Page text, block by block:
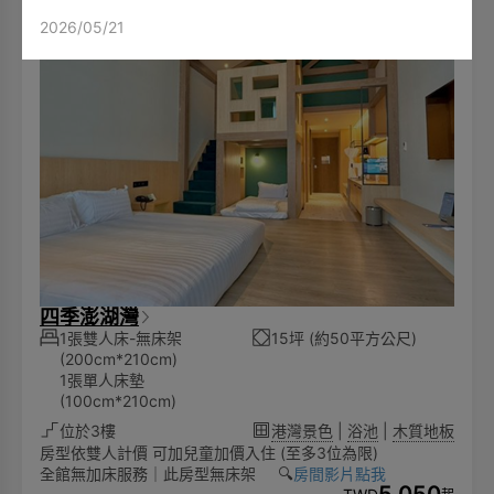
四季澎湖灣
1張雙人床-無床架
(200cm*210cm)
1張單人床墊
(100cm*210cm)
15坪 (約50平方公尺)
位於3樓 港灣景色 浴池
木質地板
房型依雙人計價 可加兒童加價入住 (至多3位為限)
全館無加床服務｜此房型無床架 🔍️房間影片點我
2026/05/21